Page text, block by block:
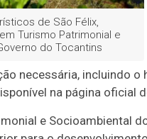
de São Félix,
Turismo Patrimonial e
do Tocantins
necessária, incluindo
na página oficial
e Socioambiental